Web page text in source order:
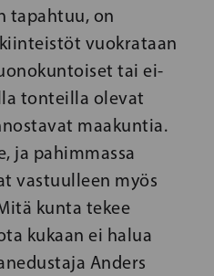
tapahtuu, on
vuokrataan
tai ei-
tonteilla olevat
maakuntia.
ja pahimmassa
vastuulleen myös
kunta tekee
kukaan ei halua
Anders